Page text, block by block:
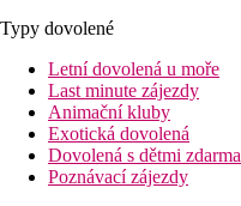
Typy dovolené
Letní dovolená u moře
Last minute zájezdy
Animační kluby
Exotická dovolená
Dovolená s dětmi zdarma
Poznávací zájezdy